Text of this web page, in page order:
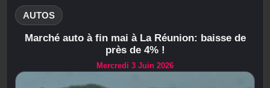
AUTOS
Marché auto à fin mai à La Réunion: baisse de
près de 4% !
Mercredi 3 Juin 2026